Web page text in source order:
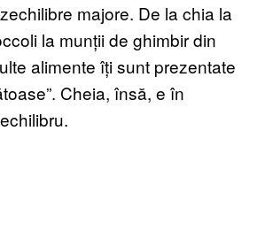
majore. De la chia la
la munții de ghimbir din
alimente îți sunt prezentate
Cheia, însă, e în